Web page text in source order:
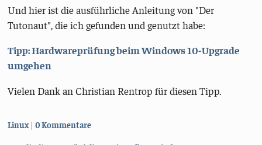
Und hier ist die ausführliche Anleitung von "Der
Tutonaut", die ich gefunden und genutzt habe:
Tipp: Hardwareprüfung beim Windows 10-Upgrade
umgehen
Vielen Dank an Christian Rentrop für diesen Tipp.
Kategorien:
Linux 0 Kommentare